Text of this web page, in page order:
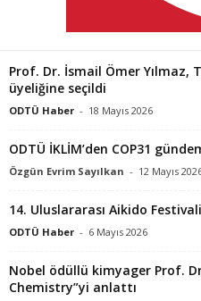
Prof. Dr. İsmail Ömer Yılmaz,
üyeliğine seçildi
ODTÜ Haber - 18 Mayıs 2026
ODTÜ İKLİM’den COP31
Özgün Evrim Sayılkan - 12 Mayıs
14. Uluslararası Aikido
ODTÜ Haber - 6 Mayıs 2026
Nobel ödüllü kimyager Prof.
Chemistry”yi anlattı